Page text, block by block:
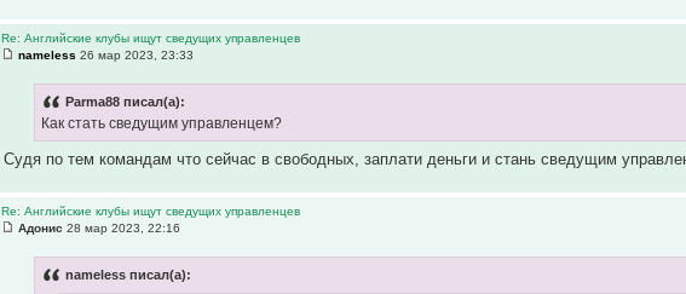
Re: Английские клубы ищут сведущих управленцев
nameless 26 мар 2023, 23:33
Parma88 писал(а):
Как стать сведущим управленцем?
Судя по тем командам что сейчас в свободных, заплати деньги и стань сведущим
Re: Английские клубы ищут сведущих управленцев
Адонис 28 мар 2023, 22:16
nameless писал(а):